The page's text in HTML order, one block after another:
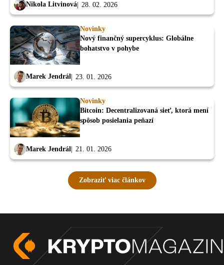
Nikola Litvinová 28. 02. 2026
Novinky
Nový finančný supercyklus: Globálne
bohatstvo v pohybe
Marek Jendrál 23. 01. 2026
Novinky
Bitcoin: Decentralizovaná sieť, ktorá mení
spôsob posielania peňazí
Marek Jendrál 21. 01. 2026
Zobraziť viac článkov